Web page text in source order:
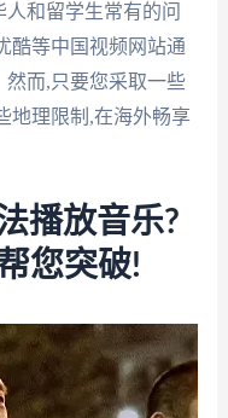
和留学生常有的问
酷等中国视频网站通
而,只要您采取一些
地理限制,在海外畅享
播放音乐?
您突破!